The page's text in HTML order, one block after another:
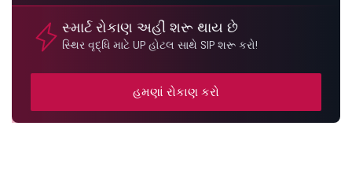
સ્માર્ટ રોકાણ અહીં શરૂ થાય છે
સ્થિર વૃદ્ધિ માટે UP હોટલ સાથે SIP શરૂ કરો!
હમણાં રોકાણ કરો